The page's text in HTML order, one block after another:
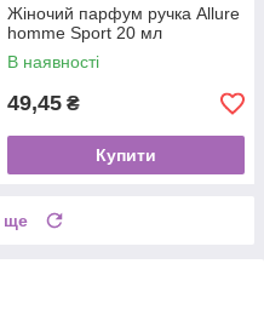
Жіночий парфум ручка Allure
homme Sport 20 мл
В наявності
49,45 ₴
Купити
ще